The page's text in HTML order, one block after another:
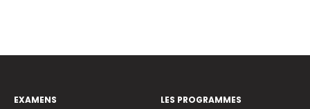
EXAMENS
LES PROGRAMMES